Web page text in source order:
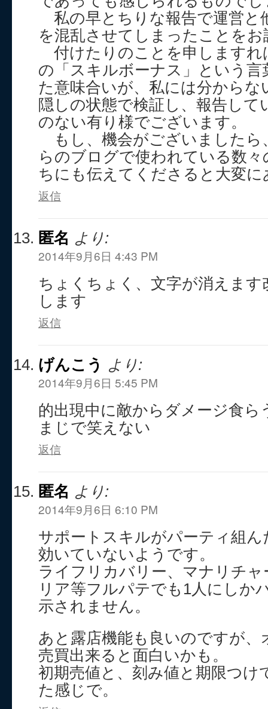
私の早とちりな報告で運営と
を混乱させてしまったことを
付けたりのことを申しますれ
の「スキルボーナス」という言
た意味合いが、私には分から
隠しの状態で検証し、報告して
のない有り様でございます。
もし、機会がございましたら
らのブログで使われている数
ちにも伝えてくださると大変
返信
匿名 より:
2014年9月6日 4:43 PM
ちょくちょく、文字が消えま
します
返信
げんこう より:
2014年9月6日 5:45 PM
的出現中に敵からダメージ食ら
まじで笑えない
返信
匿名 より:
2014年9月6日 6:10 PM
サポートスキルがパーティ組
効いていないようです。
ライフリカバリー、マナリチ
リア等フルパテでも1人にしか
示されません。
あと露店機能も良いのですが、
売買出来ると面白いかも。
初期売値と、刻み値と期限つけ
た感じで。